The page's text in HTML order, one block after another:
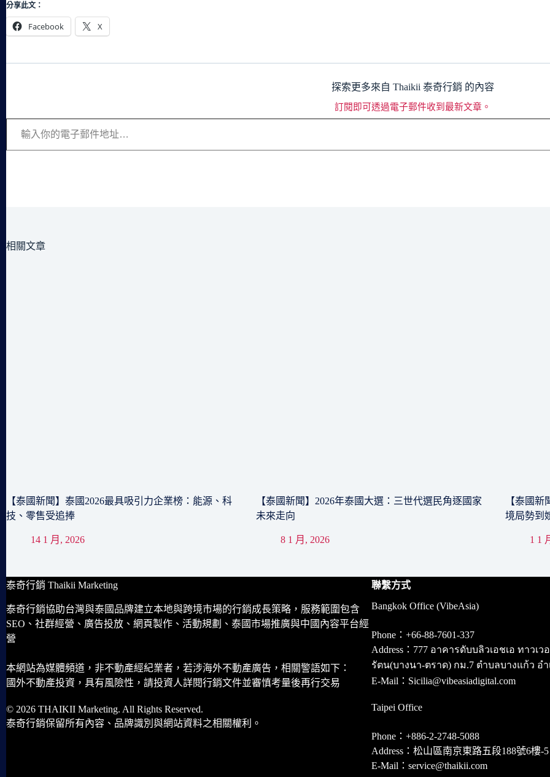
分享此文：
Facebook X
探索更多來自 Thaikii 泰奇行銷 的內容
訂閱即可透過電子郵件收到最新文章。
輸入你的電子郵件地址…
相關文章
【泰國新聞】泰國2026最具吸引力企業榜：能源、科
技、零售受追捧
14 1 月, 2026
【泰國新聞】2026年泰國大選：三世代選民角逐國家
未來走向
8 1 月, 2026
【泰國
境局勢到
1 1
泰奇行銷 Thaikii Marketing
泰奇行銷協助台灣與泰國品牌建立本地與跨境市場的行銷成長策略，服務範圍包含
SEO、社群經營、廣告投放、網頁製作、活動規劃、泰國市場推廣與中國內容平台經
營
本網站為媒體頻道，非不動產經紀業者，若涉海外不動產廣告，相關警語如下：
國外不動產投資，具有風險性，請投資人詳閱行銷文件並審慎考量後再行交易
© 2026 THAIKII Marketing. All Rights Reserved.
泰奇行銷保留所有內容、品牌識別與網站資料之相關權利。
聯繫方式
Bangkok Office (VibeAsia)
Phone：+66-88-7601-337
Address：777 อาคารดับบลิวเอชเอ ทาว
รัตน(บางนา-ตราด) กม.7 ตำบลบางแก้ว อ
E-Mail：Sicilia@vibeasiadigital.com
Taipei Office
Phone：+886-2-2748-5088
Address：松山區南京東路五段188號6樓-5
E-Mail：service@thaikii.com